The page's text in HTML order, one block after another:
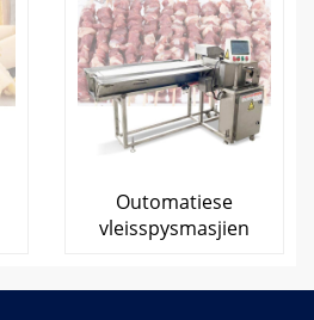
Outomatiese
vleisspysmasjien